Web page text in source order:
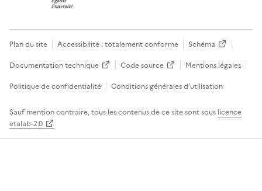
Plan du site Accessibilité : totalement conforme
Schéma
Documentation technique
Code source
Mentions légales
Politique de confidentialité
Conditions générales d’utilisation
Sauf mention contraire, tous les contenus de ce site sont sous licence
etalab-2.0